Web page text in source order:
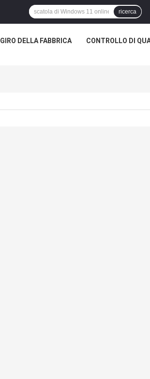
ricerca
GIRO DELLA FABBRICA CONTROLLO DI